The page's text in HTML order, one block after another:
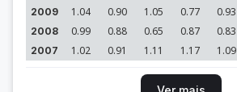
2009 1.04 0.90 1.05 0.77 0.93
2008 0.99 0.88 0.65 0.87 0.83
2007 1.02 0.91 1.11 1.17 1.09